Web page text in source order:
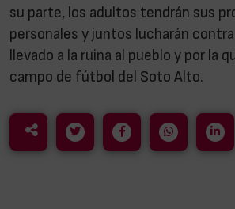
su parte, los adultos tendrán sus
personales y juntos lucharán
llevado a la ruina al pueblo y por la
campo de fútbol del Soto Alto.